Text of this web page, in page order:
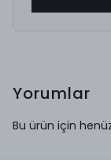
Yorumlar
Bu ürün için